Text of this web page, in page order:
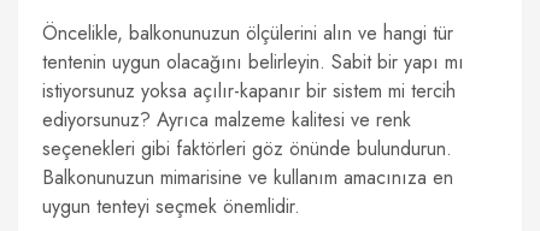
Öncelikle, balkonunuzun ölçülerini alın ve hangi tür
tentenin uygun olacağını belirleyin. Sabit bir yapı mı
istiyorsunuz yoksa açılır-kapanır bir sistem mi tercih
ediyorsunuz? Ayrıca malzeme kalitesi ve renk
seçenekleri gibi faktörleri göz önünde bulundurun.
Balkonunuzun mimarisine ve kullanım amacınıza en
uygun tenteyi seçmek önemlidir.